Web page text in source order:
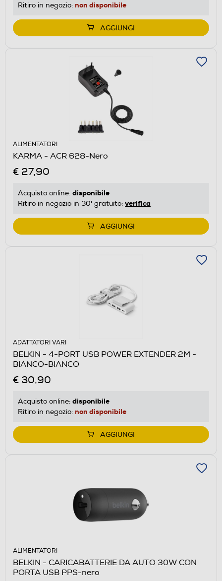
Ritiro in negozio: non disponibile
AGGIUNGI
ALIMENTATORI
KARMA - ACR 628-Nero
€ 27,90
Acquisto online: disponibile
Ritiro in negozio in 30' gratuito: verifica
AGGIUNGI
ADATTATORI VARI
BELKIN - 4-PORT USB POWER EXTENDER 2M -
BIANCO-BIANCO
€ 30,90
Acquisto online: disponibile
Ritiro in negozio: non disponibile
AGGIUNGI
ALIMENTATORI
BELKIN - CARICABATTERIE DA AUTO 30W CON
PORTA USB PPS-nero